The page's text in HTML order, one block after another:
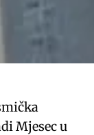
Mjesec u